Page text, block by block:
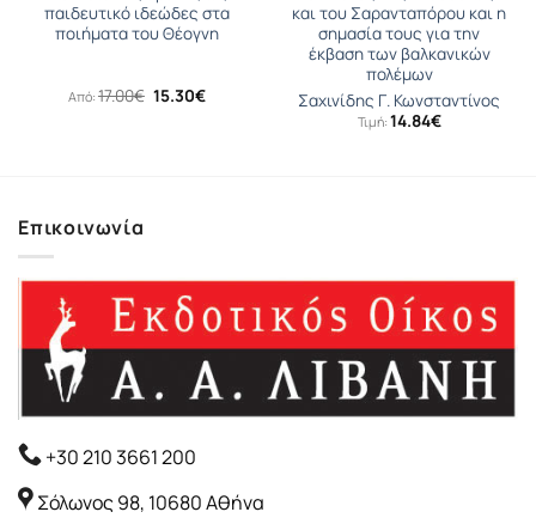
παιδευτικό ιδεώδες στα
ποιήματα του Θέογνη
Από: 17.00€ Original
price
15.30€Η
και του Σαρανταπόρου και η
σημασία τους για την
έκβαση των βαλκανικών
πολέμων
Σαχινίδης Γ. Κωνσταντίνος
Τιμή: 14.84€
Επικοινωνία
+30 210 3661 200
Σόλωνος 98, 10680 Αθήνα